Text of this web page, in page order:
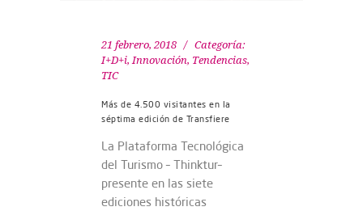
21 febrero, 2018
Categoría:
I+D+i, Innovación, Tendencias,
TIC
Más de 4.500 visitantes en la
séptima edición de Transfiere
La Plataforma Tecnológica
del Turismo – Thinktur–
presente en las siete
ediciones históricas